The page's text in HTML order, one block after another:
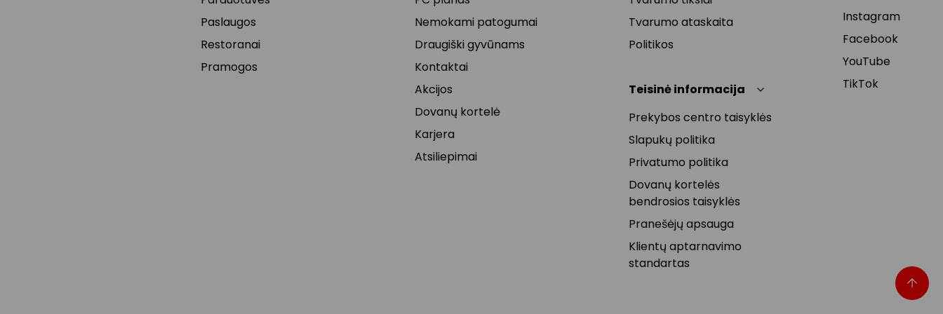
Paslaugos
Restoranai
Pramogos
Nemokami patogumai
Draugiški gyvūnams
Kontaktai
Akcijos
Dovanų kortelė
Karjera
Atsiliepimai
Tvarumo ataskaita
Politikos
Teisinė informacija
Prekybos centro taisyklės
Slapukų politika
Privatumo politika
Dovanų kortelės
bendrosios taisyklės
Pranešėjų apsauga
Klientų aptarnavimo
standartas
Instagram
Facebook
YouTube
TikTok